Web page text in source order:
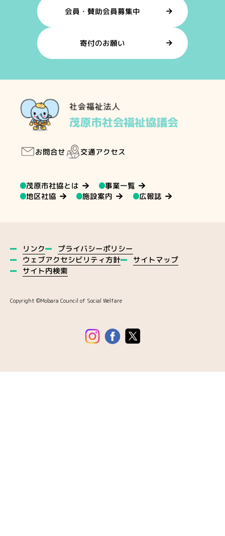
会員・賛助会員募集中
寄付のお願い
お問合せ 交通アクセス
茂原市社協とは
事業一覧
地区社協
施設案内 広報誌
リンク プライバシーポリシー
ウェブアクセシビリティ方針
サイトマップ
サイト内検索
Copyright ©️Mobara Council of Social Welfare